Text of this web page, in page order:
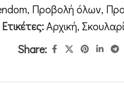
, Προβολή όλων,
Ετικέτες:Αρχική,
Share: